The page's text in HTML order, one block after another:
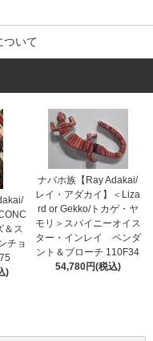
ついて
＆ス
チョ
)
ナバホ族【Ray Adakai/
レイ・アダカイ】＜Liza
rd or Gekko/トカゲ・ヤ
モリ＞スパイニーオイス
ター・インレイ ペンダ
ント＆ブローチ 110F34
54,780円(税込)